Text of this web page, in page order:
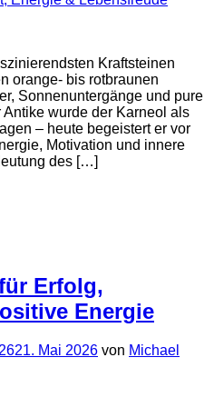
Kraftsteinen
orange- bis rotbraunen
Sonnenuntergänge und pure
wurde der Karneol als
– heute begeistert er vor
Motivation und innere
des […]
Erfolg,
Energie
21. Mai 2026 von Michael